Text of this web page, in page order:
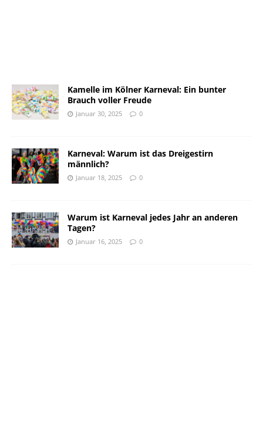
Kamelle im Kölner Karneval: Ein bunter
Brauch voller Freude
Januar 30, 2025 0
Karneval: Warum ist das Dreigestirn
männlich?
Januar 18, 2025 0
Warum ist Karneval jedes Jahr an anderen
Tagen?
Januar 16, 2025 0